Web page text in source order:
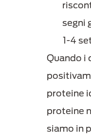
segni
1-4
Quando i
proteine
proteine
siamo in